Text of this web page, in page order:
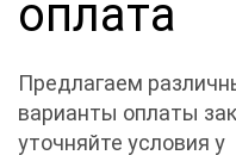
оплата
Предлагаем
варианты оплаты
уточняйте условия у